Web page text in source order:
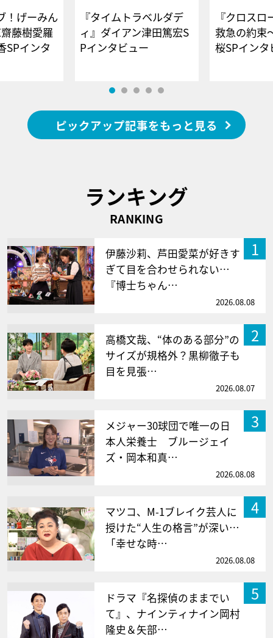
！げーみん
藤樹愛羅
SPインタ
『タイムトラベルダデ
ィ』ダイアン津田篤宏S
Pインタビュー
『クロス
救急の約束
桜SPイ
ピックアップ記事をもっと見る
ランキング
RANKING
1
伊藤沙莉、芦田愛菜が好きす
ぎて目を合わせられない…
『博士ちゃん…
2026.08.08
2
高橋文哉、“体のある部分”の
サイズが規格外？黒柳徹子も
目を見張…
2026.08.07
3
メジャー30球団で唯一の日
本人栄養士 ブルージェイ
ズ・岡本和真…
2026.08.08
4
マツコ、M-1ブレイク芸人に
授けた“人生の格言”が深い…
「幸せな時…
2026.08.08
5
ドラマ『名探偵のままでい
て』、ナインティナイン岡村
隆史＆矢部…